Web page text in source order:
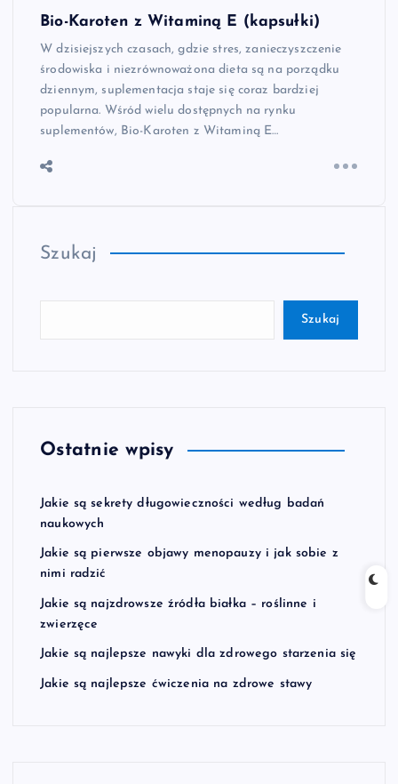
Bio-Karoten z Witaminą E (kapsułki)
W dzisiejszych czasach, gdzie stres, zanieczyszczenie
środowiska i niezrównoważona dieta są na porządku
dziennym, suplementacja staje się coraz bardziej
popularna. Wśród wielu dostępnych na rynku
suplementów, Bio-Karoten z Witaminą E…
Szukaj
Szukaj
Ostatnie wpisy
Jakie są sekrety długowieczności według badań
naukowych
Jakie są pierwsze objawy menopauzy i jak sobie z
nimi radzić
Jakie są najzdrowsze źródła białka – roślinne i
zwierzęce
Jakie są najlepsze nawyki dla zdrowego starzenia się
Jakie są najlepsze ćwiczenia na zdrowe stawy